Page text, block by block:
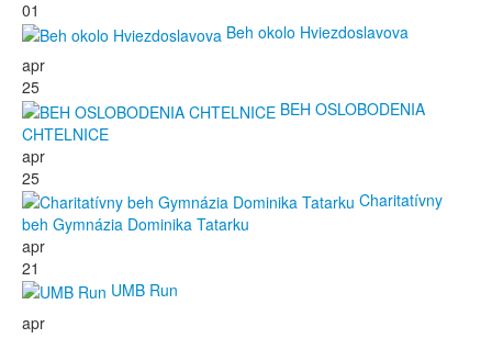
01
Beh okolo Hviezdoslavova
apr
25
BEH OSLOBODENIA
CHTELNICE
apr
25
Charitatívny
beh Gymnázia Dominika Tatarku
apr
21
UMB Run
apr